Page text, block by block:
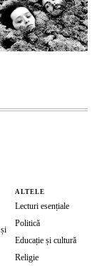
ALTELE
Lecturi esențiale
Politică
Educație și cultură
Religie